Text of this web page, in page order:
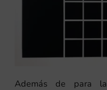
Además de para